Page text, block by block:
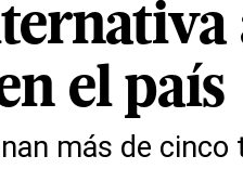
el país
más de